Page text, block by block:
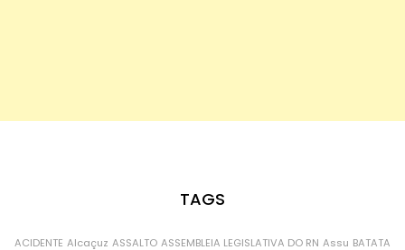
TAGS
ACIDENTE Alcaçuz ASSALTO ASSEMBLEIA LEGISLATIVA DO RN Assu BATATA